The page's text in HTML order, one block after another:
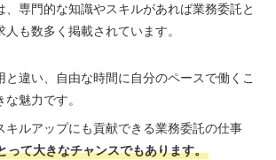
、専門的な知識やスキルがあれば業務委託と
人も数多く掲載されています。
と違い、自由な時間に自分のペースで働くこ
魅力です。
キルアップにも貢献できる業務委託の仕事
って大きなチャンスでもあります。